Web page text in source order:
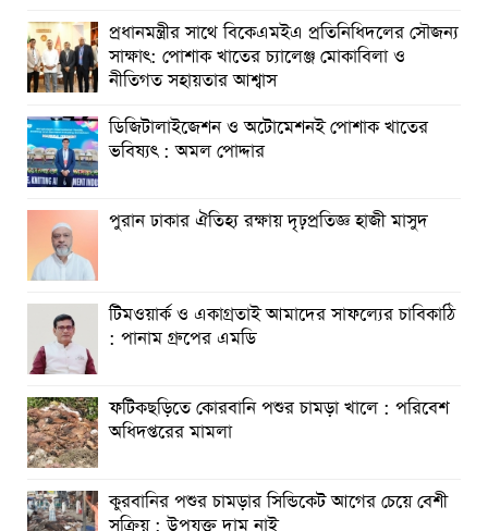
প্রধানমন্ত্রীর সাথে বিকেএমইএ প্রতিনিধিদলের সৌজন্য
সাক্ষাৎ: পোশাক খাতের চ্যালেঞ্জ মোকাবিলা ও
নীতিগত সহায়তার আশ্বাস
ডিজিটালাইজেশন ও অটোমেশনই পোশাক খাতের
ভবিষ্যৎ : অমল পোদ্দার
পুরান ঢাকার ঐতিহ্য রক্ষায় দৃঢ়প্রতিজ্ঞ হাজী মাসুদ
টিমওয়ার্ক ও একাগ্রতাই আমাদের সাফল্যের চাবিকাঠি
: পানাম গ্রুপের এমডি
ফটিকছড়িতে কোরবানি পশুর চামড়া খালে : পরিবেশ
অধিদপ্তরের মামলা
কুরবানির পশুর চামড়ার সিন্ডিকেট আগের চেয়ে বেশী